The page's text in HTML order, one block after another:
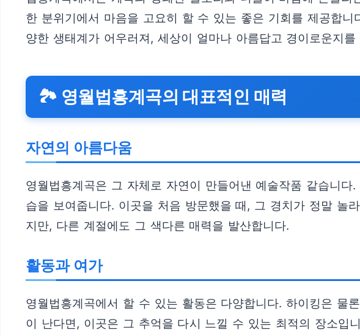
한 분위기에서 마음을 고요히 할 수 있는 좋은 기회를 제공합
양한 생태계가 어우러져, 세상이 얼마나 아름답고 경이로운지
🏞️ 영월법흥계곡의 대표적인 매력
자연의 아름다움
영월법흥계곡은 그 자체로 자연이 만들어낸 예술작품 같습니
습을 보여줍니다. 이곳을 처음 방문했을 때, 그 경치가 정말 놀
지만, 다른 계절에도 그 색다른 매력을 발산합니다.
활동과 여가
영월법흥계곡에서 할 수 있는 활동은 다양합니다. 하이킹은 물
이 난다면, 이곳은 그 추억을 다시 느낄 수 있는 최적의 장소입